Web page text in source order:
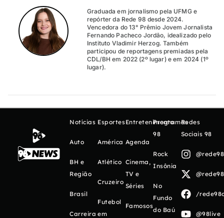
Graduada em jornalismo pela UFMG e
repórter da Rede 98 desde 2024.
Vencedora do 13° Prêmio Jovem Jornalista
Fernando Pacheco Jordão, idealizado pelo
Instituto Vladimir Herzog. Também
participou de reportagens premiadas pela
CDL/BH em 2022 (2º lugar) e em 2024 (1º
lugar).
Notícias
Auto
BH e
Região
Brasil
Carreira
Esportes
América
Atlético
Cruzeiro
Futebol
em
Entretenimento
Agenda
Cinema,
TV e
Séries
Famosos
Programas
98
Rock
Insônia
No
Fundo
do Baú
Redes
Sociais 98
/
@98live